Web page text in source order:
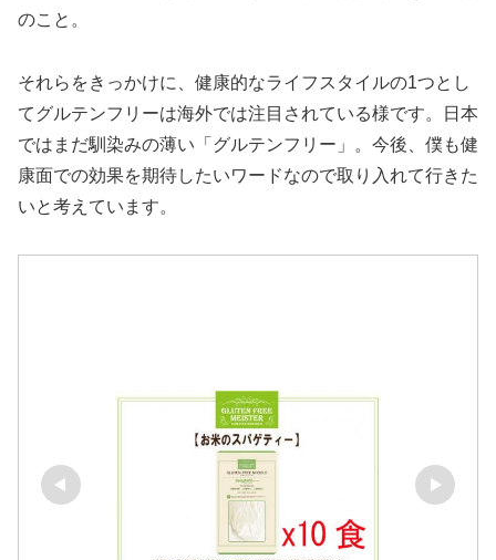
のこと。
それらをきっかけに、健康的なライフスタイルの1つとし
てグルテンフリーは海外では注目されている様です。日本
ではまだ馴染みの薄い「グルテンフリー」。今後、僕も健
康面での効果を期待したいワードなので取り入れて行きた
いと考えています。